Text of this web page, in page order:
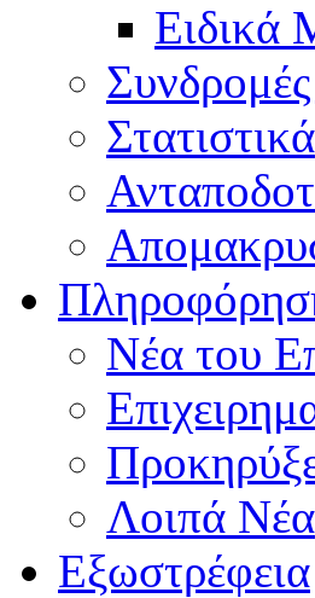
Ειδικά
Στατιστικά
Νέα του
Λοιπά Νέα
Εξωστρέφεια